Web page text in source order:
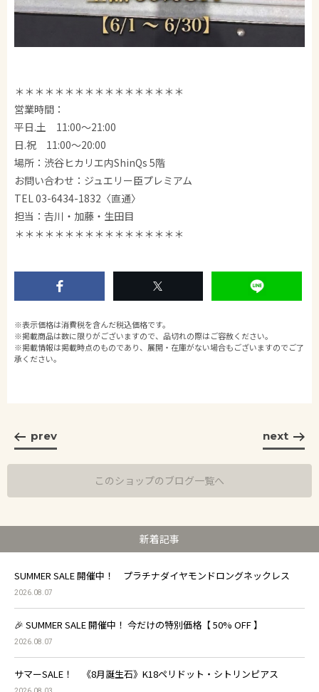
＊＊＊＊＊＊＊＊＊＊＊＊＊＊＊＊＊
営業時間：
平日.土 11:00～21:00
日.祝 11:00～20:00
場所：渋谷ヒカリエ内ShinQs 5階
お問い合わせ：ジュエリー臣プレミアム
TEL 03-6434-1832〈直通〉
担当：𠮷川・加藤・生田目
＊＊＊＊＊＊＊＊＊＊＊＊＊＊＊＊＊
※表示価格は消費税を含んだ税込価格です。
※掲載商品は数に限りがございますので、品切れの際はご容赦ください。
※掲載情報は掲載時点のものであり、展開・在庫がない場合もございますのでご了
承ください。
prev next
このショップのブログ一覧へ
新着記事
SUMMER SALE 開催中！ プラチナダイヤモンドロングネックレス
2026.08.07
🎉 SUMMER SALE 開催中！ 今だけの特別価格【 50% OFF 】
2026.08.07
サマーSALE！ 《8月誕生石》K18ペリドット・シトリンピアス